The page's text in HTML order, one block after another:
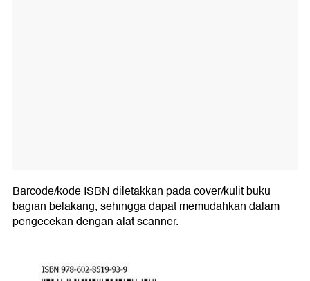
Barcode/kode ISBN diletakkan pada cover/kulit buku
bagian belakang, sehingga dapat memudahkan dalam
pengecekan dengan alat scanner.